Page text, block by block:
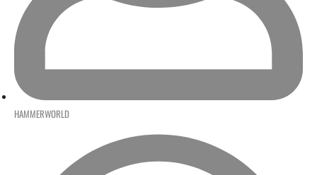
HAMMERWORLD